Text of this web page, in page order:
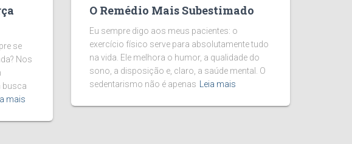
se
Nos
busca
mais
O Remédio Mais Subestimado
Eu sempre digo aos meus pacientes: o
exercício físico serve para absolutamente tudo
na vida. Ele melhora o humor, a qualidade do
sono, a disposição e, claro, a saúde mental. O
sedentarismo não é apenas
Leia mais